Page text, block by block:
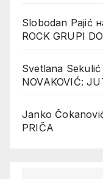
Slobodan Pajić
ROCK GRUPI
Svetlana Sekulić
NOVAKOVIĆ:
Janko
PRIČA